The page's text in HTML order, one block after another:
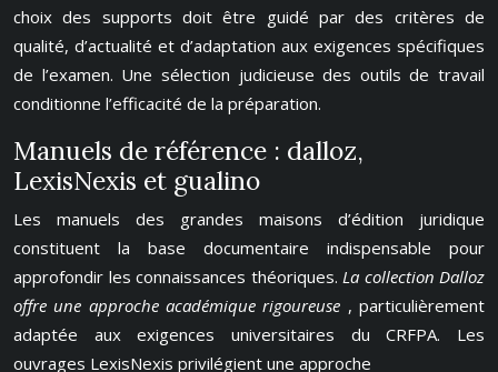
choix des supports doit être guidé par des critères de
qualité, d’actualité et d’adaptation aux exigences spécifiques
de l’examen. Une sélection judicieuse des outils de travail
conditionne l’efficacité de la préparation.
Manuels de référence : dalloz,
LexisNexis et gualino
Les manuels des grandes maisons d’édition juridique
constituent la base documentaire indispensable pour
approfondir les connaissances théoriques. La collection Dalloz
offre une approche académique rigoureuse , particulièrement
adaptée aux exigences universitaires du CRFPA. Les
ouvrages LexisNexis privilégient une approche